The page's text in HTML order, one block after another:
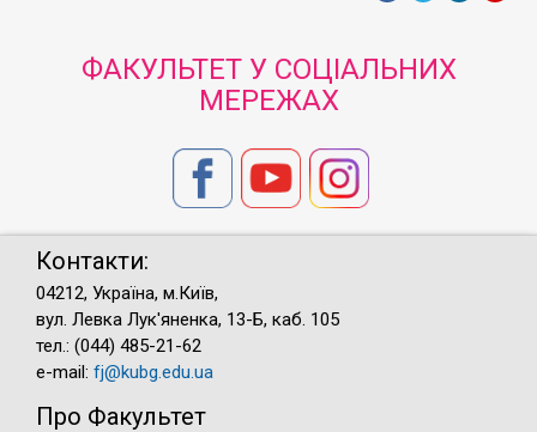
ФАКУЛЬТЕТ У СОЦІАЛЬНИХ
МЕРЕЖАХ
Контакти:
04212, Україна, м.Київ,
вул. Левка Лук'яненка, 13-Б, каб. 105
тел.: (044) 485-21-62
e-mail: fj@kubg.edu.ua
Про Факультет